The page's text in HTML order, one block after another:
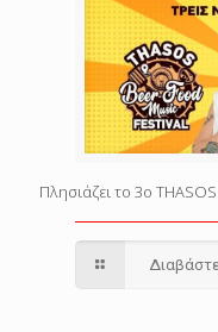
Πλησιάζει το 3o